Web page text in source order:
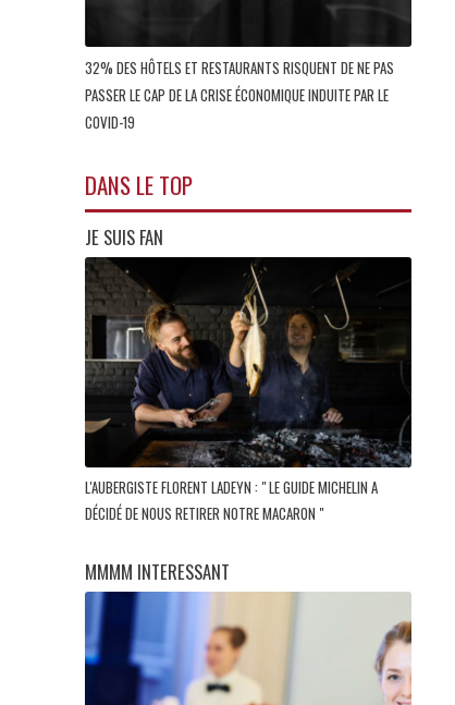
32% DES HÔTELS ET RESTAURANTS RISQUENT DE NE PAS
PASSER LE CAP DE LA CRISE ÉCONOMIQUE INDUITE PAR LE
COVID-19
DANS LE TOP
JE SUIS FAN
L'AUBERGISTE FLORENT LADEYN : " LE GUIDE MICHELIN A
DÉCIDÉ DE NOUS RETIRER NOTRE MACARON "
MMMM INTERESSANT